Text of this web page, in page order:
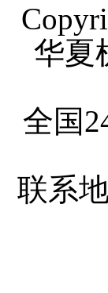
华夏
全国
联系